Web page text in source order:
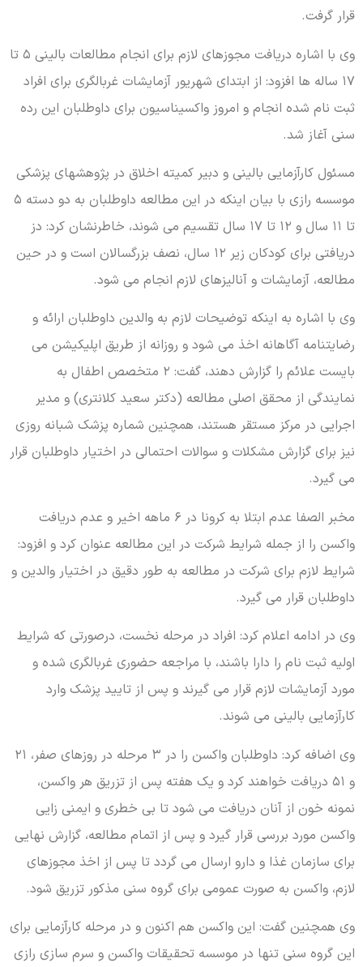
قرار گرفت.
وی با اشاره دریافت مجوزهای لازم برای انجام مطالعات بالینی ۵ تا
۱۷ ساله ها افزود: از ابتدای شهریور آزمایشات غربالگری برای افراد
ثبت نام شده انجام و امروز واکسیناسیون برای داوطلبان این رده
سنی آغاز شد.
مسئول کارآزمایی بالینی و دبیر کمیته اخلاق در پژوهشهای پزشکی
موسسه رازی با بیان اینکه در این مطالعه داوطلبان به دو دسته ۵
تا ۱۱ سال و ۱۲ تا ۱۷ سال تقسیم می شوند، خاطرنشان کرد: دز
دریافتی برای کودکان زیر ۱۲ سال، نصف بزرگسالان است و در حین
مطالعه، آزمایشات و آنالیزهای لازم انجام می شود.
وی با اشاره به اینکه توضیحات لازم به والدین داوطلبان ارائه و
رضایتنامه آگاهانه اخذ می شود و روزانه از طریق اپلیکیشن می
بایست علائم را گزارش دهند، گفت: ۲ متخصص اطفال به
نمایندگی از محقق اصلی مطالعه (دکتر سعید کلانتری) و مدیر
اجرایی در مرکز مستقر هستند، همچنین شماره پزشک شبانه روزی
نیز برای گزارش مشکلات و سوالات احتمالی در اختیار داوطلبان قرار
می گیرد.
مخبر الصفا عدم ابتلا به کرونا در ۶ ماهه اخیر و عدم دریافت
واکسن را از جمله شرایط شرکت در این مطالعه عنوان کرد و افزود:
شرایط لازم برای شرکت در مطالعه به طور دقیق در اختیار والدین و
داوطلبان قرار می گیرد.
وی در ادامه اعلام کرد: افراد در مرحله نخست، درصورتی که شرایط
اولیه ثبت نام را دارا باشند، با مراجعه حضوری غربالگری شده و
مورد آزمایشات لازم قرار می گیرند و پس از تایید پزشک وارد
کارآزمایی بالینی می شوند.
وی اضافه کرد: داوطلبان واکسن را در ۳ مرحله در روزهای صفر، ۲۱
و ۵۱ دریافت خواهند کرد و یک هفته پس از تزریق هر واکسن،
نمونه خون از آنان دریافت می شود تا بی خطری و ایمنی زایی
واکسن مورد بررسی قرار گیرد و پس از اتمام مطالعه، گزارش نهایی
برای سازمان غذا و دارو ارسال می گردد تا پس از اخذ مجوزهای
لازم، واکسن به صورت عمومی برای گروه سنی مذکور تزریق شود.
وی همچنین گفت: این واکسن هم اکنون و در مرحله کارآزمایی برای
این گروه سنی تنها در موسسه تحقیقات واکسن و سرم سازی رازی